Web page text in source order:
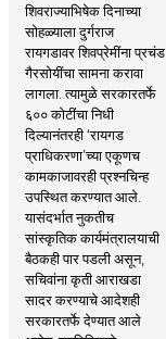
शिवराज्याभिषेक दिनाच्या
सोहळ्याला दुर्गराज
रायगडावर शिवप्रेमींना प्रचंड
गैरसोयींचा सामना करावा
लागला. त्यामुळे सरकारतर्फे
६०० कोटींचा निधी
दिल्यानंतरही ‘रायगड
प्राधिकरणा’च्या एकूणच
कामकाजावरही प्रश्नचिन्ह
उपस्थित करण्यात आले.
यासंदर्भात नुकतीच
सांस्कृतिक कार्यमंत्रालयाची
बैठकही पार पडली असून,
सचिवांना कृती आराखडा
सादर करण्याचे आदेशही
सरकारतर्फे देण्यात आले